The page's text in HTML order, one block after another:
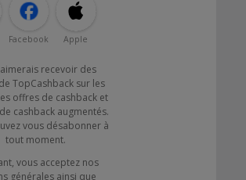
Facebook Apple
recevoir des
TopCashback sur les
offres de cashback et
cashback augmentés.
vous désabonner à
tout moment.
vous acceptez nos
générales ainsi que